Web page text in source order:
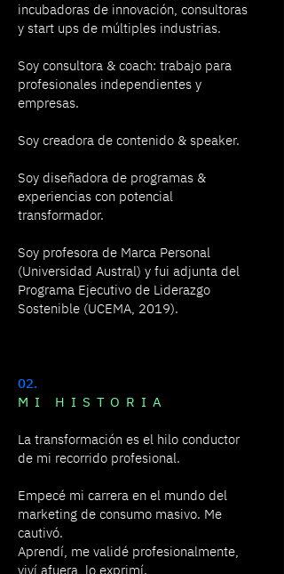
incubadoras de innovación, consultoras
y start ups de múltiples industrias.
Soy consultora & coach: trabajo para
profesionales independientes y
empresas.
Soy creadora de contenido & speaker.
Soy diseñadora de programas &
experiencias con potencial
transformador.
Soy profesora de Marca Personal
(Universidad Austral) y fui adjunta del
Programa Ejecutivo de Liderazgo
Sostenible (UCEMA, 2019).
02.
MI HISTORIA
La transformación es el hilo conductor
de mi recorrido profesional.
Empecé mi carrera en el mundo del
marketing de consumo masivo. Me
cautivó.
Aprendí, me validé profesionalmente,
viví afuera, lo exprimí.